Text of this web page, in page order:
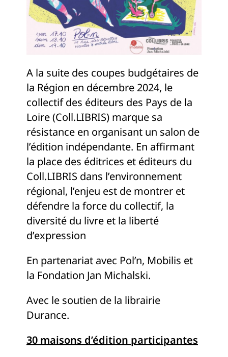
A la suite des coupes budgétaires de
la Région en décembre 2024, le
collectif des éditeurs des Pays de la
Loire (Coll.LIBRIS) marque sa
résistance en organisant un salon de
l’édition indépendante. En affirmant
la place des éditrices et éditeurs du
Coll.LIBRIS dans l’environnement
régional, l’enjeu est de montrer et
défendre la force du collectif, la
diversité du livre et la liberté
d’expression
En partenariat avec Pol’n, Mobilis et
la Fondation Jan Michalski.
Avec le soutien de la librairie
Durance.
30 maisons d’édition participantes